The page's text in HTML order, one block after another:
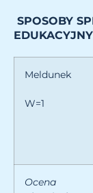
SPOSOBY
Meldunek
W=1
Ocena